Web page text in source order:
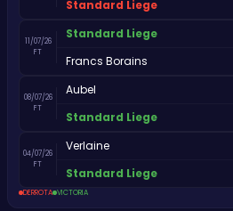
Standard Liege
11/07/26
FT
Standard Liege
Francs Borains
08/07/26
FT
Aubel
Standard Liege
04/07/26
FT
Verlaine
Standard Liege
DERROTA VICTORIA